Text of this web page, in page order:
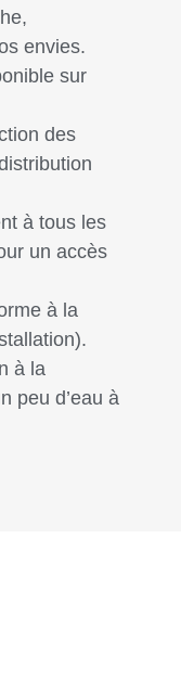
envies.
sur
des
à tous les
un accès
à la
à la
peu d’eau à